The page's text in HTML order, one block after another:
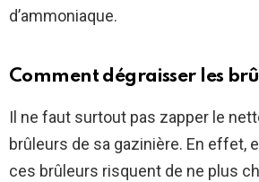
d’ammoniaque.
Comment dégraisser les
Il ne faut surtout pas zapper le
brûleurs de sa gazinière. En effet,
ces brûleurs risquent de ne plus